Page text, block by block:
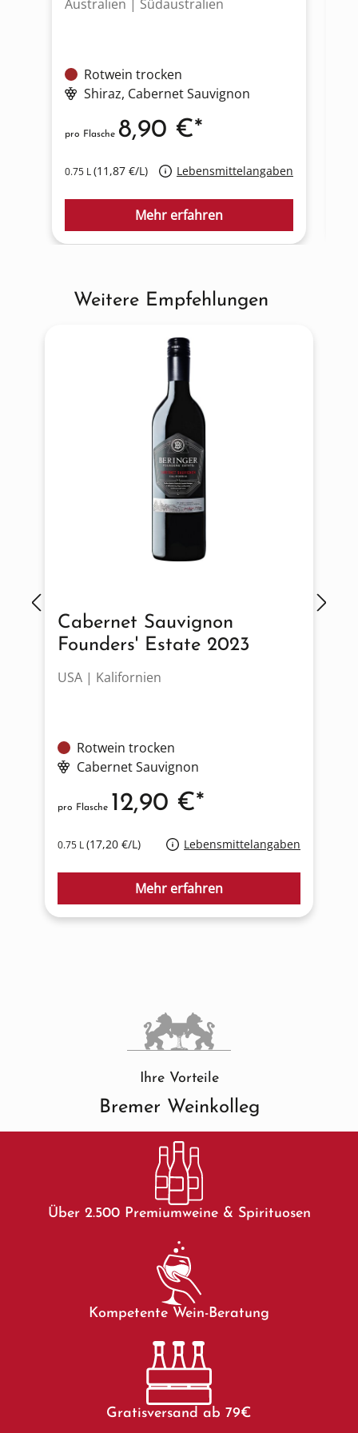
Australien | Südaustralien
Rotwein trocken
Shiraz, Cabernet Sauvignon
0.75 L(11,87 €/L) Lebensmittelangaben
pro Flasche 8,90 €*
Mehr erfahren
Produktgalerie überspringen
Weitere Empfehlungen
Cabernet Sauvignon
Founders' Estate 2023
USA | Kalifornien
Rotwein trocken
Cabernet Sauvignon
0.75 L(17,20 €/L) Lebensmittelangaben
pro Flasche 12,90 €*
Mehr erfahren
Ihre Vorteile
Bremer Weinkolleg
Über 2.500 Premiumweine & Spirituosen
Kompetente Wein-Beratung
Gratisversand ab 79€